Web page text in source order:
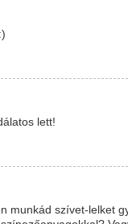
lett!
munkád szívet-lelket